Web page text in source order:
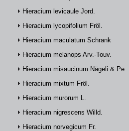
Hieracium levicaule Jord.
Hieracium lycopifolium Fröl.
Hieracium maculatum Schrank
Hieracium melanops Arv.-Touv.
Hieracium misaucinum Nägeli & Peter
Hieracium mixtum Fröl.
Hieracium murorum L.
Hieracium nigrescens Willd.
Hieracium norvegicum Fr.